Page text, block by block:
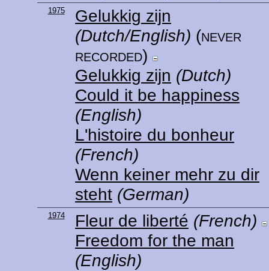
1975
Gelukkig zijn
(Dutch/English) (never
recorded)
Gelukkig zijn (Dutch)
Could it be happiness
(English)
L'histoire du bonheur
(French)
Wenn keiner mehr zu dir
steht (German)
1974 Fleur de liberté (French)
Freedom for the man
(English)